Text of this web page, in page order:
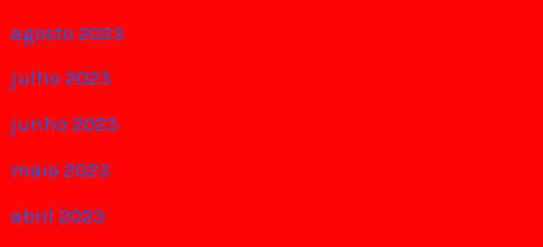
agosto 2023
julho 2023
junho 2023
maio 2023
abril 2023